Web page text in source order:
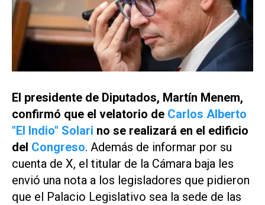
El presidente de Diputados, Martín Menem,
confirmó que el velatorio de Carlos Alberto
"El Indio" Solari no se realizará en el edificio
del Congreso. Además de informar por su
cuenta de X, el titular de la Cámara baja les
envió una nota a los legisladores que pidieron
que el Palacio Legislativo sea la sede de las